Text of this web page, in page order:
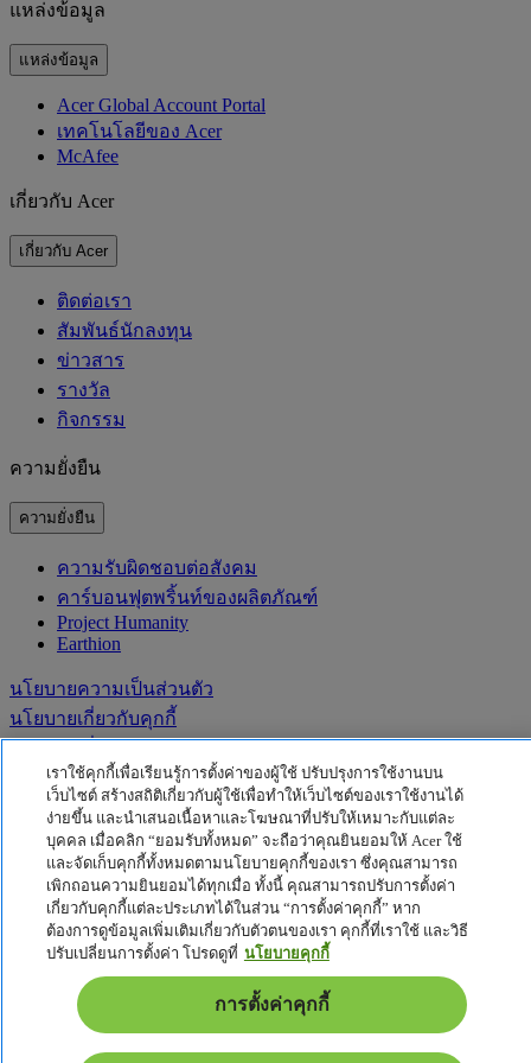
แหล่งข้อมูล
แหล่งข้อมูล
Acer Global Account Portal
เทคโนโลยีของ Acer
McAfee
เกี่ยวกับ Acer
เกี่ยวกับ Acer
ติดต่อเรา
สัมพันธ์นักลงทุน
ข่าวสาร
รางวัล
กิจกรรม
ความยั่งยืน
ความยั่งยืน
ความรับผิดชอบต่อสังคม
คาร์บอนฟุตพริ้นท์ของผลิตภัณฑ์
Project Humanity
Earthion
นโยบายความเป็นส่วนตัว
นโยบายเกี่ยวกับคุกกี้
ข้อมูลด้านกฎหมายเพิ่มเติม
นโยบายการเข้าถึง
การตั้งค่าคุกกี้
ไทย - ไทย
© 2026 Acer Inc.
เราใช้คุกกี้เพื่อเรียนรู้การตั้งค่าของผู้ใช้ ปรับปรุงการใช้งานบน
เว็บไซต์ สร้างสถิติเกี่ยวกับผู้ใช้เพื่อทำให้เว็บไซต์ของเราใช้งานได้
ง่ายขึ้น และนำเสนอเนื้อหาและโฆษณาที่ปรับให้เหมาะกับแต่ละ
บุคคล เมื่อคลิก “ยอมรับทั้งหมด” จะถือว่าคุณยินยอมให้ Acer ใช้
และจัดเก็บคุกกี้ทั้งหมดตามนโยบายคุกกี้ของเรา ซึ่งคุณสามารถ
เพิกถอนความยินยอมได้ทุกเมื่อ ทั้งนี้ คุณสามารถปรับการตั้งค่า
เกี่ยวกับคุกกี้แต่ละประเภทได้ในส่วน “การตั้งค่าคุกกี้” หาก
ต้องการดูข้อมูลเพิ่มเติมเกี่ยวกับตัวตนของเรา คุกกี้ที่เราใช้ และวิธี
ปรับเปลี่ยนการตั้งค่า โปรดดูที่ นโยบายคุกกี้
การตั้งค่าคุกกี้